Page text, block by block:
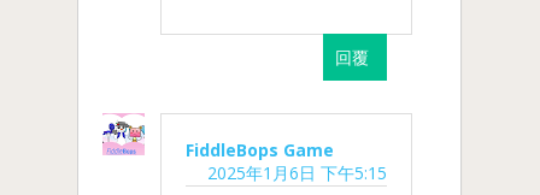
回覆
FiddleBops Game
2025年1月6日 下午5:15